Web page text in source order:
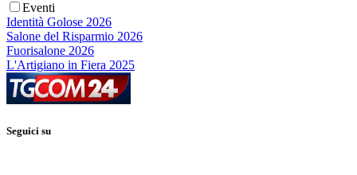
Eventi
Identità Golose 2026
Salone del Risparmio 2026
Fuorisalone 2026
L'Artigiano in Fiera 2025
Seguici su